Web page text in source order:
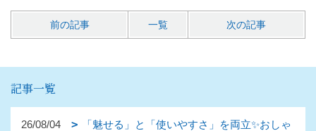
前の記事 一覧 次の記事
記事一覧
26/08/04
「魅せる」と「使いやすさ」を両立✨おしゃ